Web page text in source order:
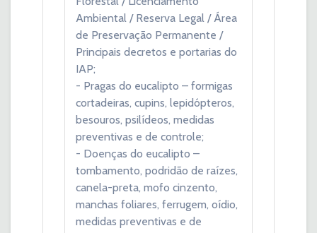
Ambiental / Reserva Legal / Área
de Preservação Permanente /
Principais decretos e portarias do
IAP;
- Pragas do eucalipto – formigas
cortadeiras, cupins, lepidópteros,
besouros, psilídeos, medidas
preventivas e de controle;
- Doenças do eucalipto –
tombamento, podridão de raízes,
canela-preta, mofo cinzento,
manchas foliares, ferrugem, oídio,
medidas preventivas e de